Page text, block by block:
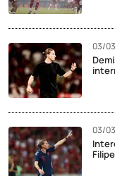
03/
03/